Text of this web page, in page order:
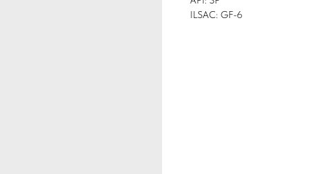
ILSAC: GF-6